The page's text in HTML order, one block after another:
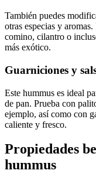
También puedes
otras especias y
comino, cilantro o
más exótico.
Guarniciones y
Este hummus es ideal
de pan. Prueba con
ejemplo, así como con
caliente y fresco.
Propiedades
hummus